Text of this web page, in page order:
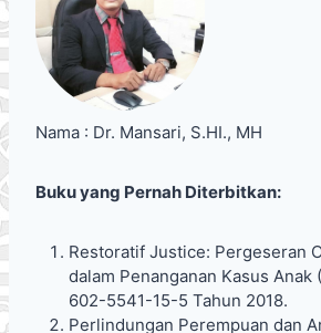
Nama : Dr. Mansari, S.HI., MH
Buku yang Pernah Diterbitkan:
Restoratif Justice: Pergeseran
dalam Penanganan Kasus Anak
602-5541-15-5 Tahun 2018.
Perlindungan Perempuan dan